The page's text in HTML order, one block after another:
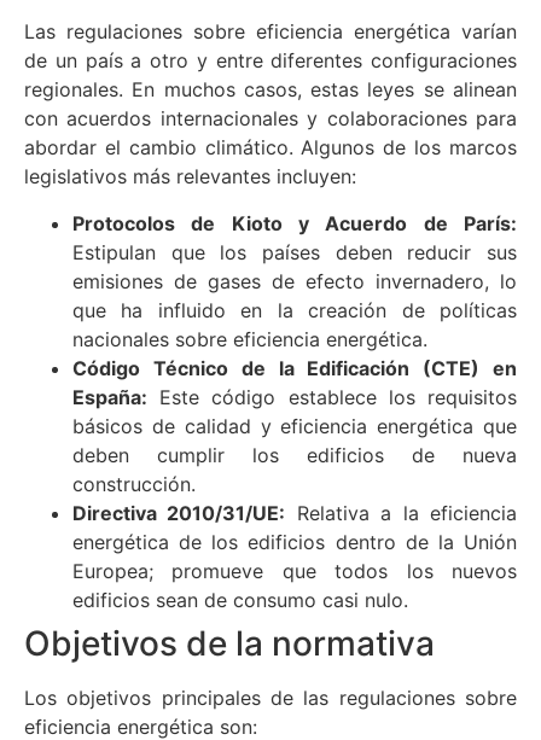
Las regulaciones sobre eficiencia energética varían
de un país a otro y entre diferentes configuraciones
regionales. En muchos casos, estas leyes se alinean
con acuerdos internacionales y colaboraciones para
abordar el cambio climático. Algunos de los marcos
legislativos más relevantes incluyen:
Protocolos de Kioto y Acuerdo de París:
Estipulan que los países deben reducir sus
emisiones de gases de efecto invernadero, lo
que ha influido en la creación de políticas
nacionales sobre eficiencia energética.
Código Técnico de la Edificación (CTE) en
España: Este código establece los requisitos
básicos de calidad y eficiencia energética que
deben cumplir los edificios de nueva
construcción.
Directiva 2010/31/UE: Relativa a la eficiencia
energética de los edificios dentro de la Unión
Europea; promueve que todos los nuevos
edificios sean de consumo casi nulo.
Objetivos de la normativa
Los objetivos principales de las regulaciones sobre
eficiencia energética son: